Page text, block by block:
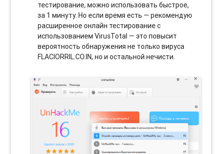
тестирование, можно использовать быстрое,
за 1 минуту. Но если время есть — рекомендую
расширенное онлайн тестирование с
использованием VirusTotal — это повысит
вероятность обнаружения не только вируса
FLACIORRIL.CO.IN, но и остальной нечисти.